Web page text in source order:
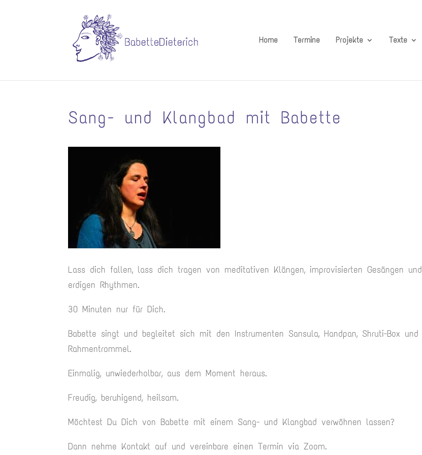
Home Termine Projekte Texte
Sang- und Klangbad mit Babette
Lass dich fallen, lass dich tragen von meditativen Klängen, improvisierten Gesängen und
erdigen Rhythmen.
30 Minuten nur für Dich.
Babette singt und begleitet sich mit den Instrumenten Sansula, Handpan, Shruti-Box und
Rahmentrommel.
Einmalig, unwiederholbar, aus dem Moment heraus.
Freudig, beruhigend, heilsam.
Möchtest Du Dich von Babette mit einem Sang- und Klangbad verwöhnen lassen?
Dann nehme Kontakt auf und vereinbare einen Termin via Zoom.